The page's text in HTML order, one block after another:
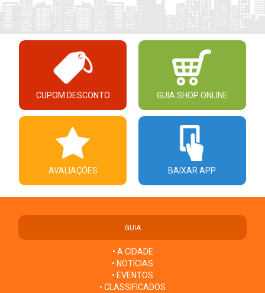
CUPOM DESCONTO GUIA SHOP ONLINE
AVALIAÇÕES BAIXAR APP
GUIA
• A CIDADE
• NOTÍCIAS
• EVENTOS
• CLASSIFICADOS